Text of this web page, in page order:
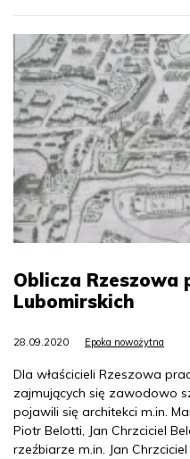
Oblicza Rzeszowa
Lubomirskich
28.09.2020 Epoka nowożytna
Dla właścicieli Rzeszowa
zajmujących się zawodowo
pojawili się architekci m.in.
Piotr Belotti, Jan Chrzciciel
rzeźbiarze m.in. Jan